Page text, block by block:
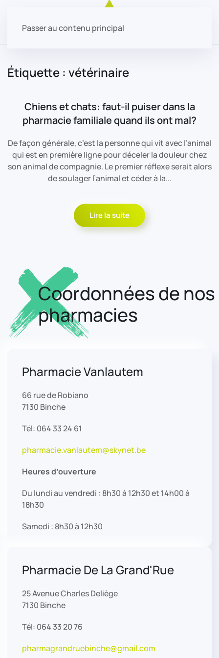
Passer au contenu principal
Étiquette : vétérinaire
Chiens et chats: faut-il puiser dans la
pharmacie familiale quand ils ont mal?
De façon générale, c’est la personne qui vit avec l’animal
qui est en première ligne pour déceler la douleur chez
son animal de compagnie. Le premier réflexe serait alors
de soulager l’animal et céder à la...
Lire la suite
Coordonnées de nos
pharmacies
Pharmacie Vanlautem
66 rue de Robiano
7130 Binche
Tél: 064 33 24 61
pharmacie.vanlautem@skynet.be
Heures d’ouverture
Du lundi au vendredi : 8h30 à 12h30 et 14h00 à
18h30
Samedi : 8h30 à 12h30
Pharmacie De La Grand'Rue
25 Avenue Charles Deliège
7130 Binche
Tél: 064 33 20 76
pharmagrandruebinche@gmail.com